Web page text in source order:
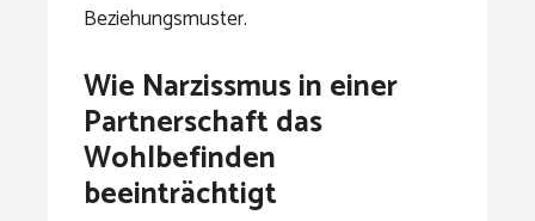
Beziehungsmuster.
Wie Narzissmus in einer
Partnerschaft das
Wohlbefinden
beeinträchtigt